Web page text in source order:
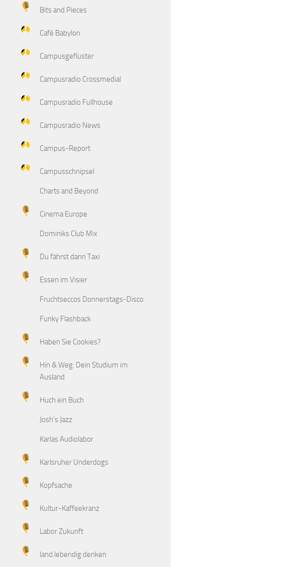
Bits and Pieces
Café Babylon
Campusgeflüster
Campusradio Crossmedial
Campusradio Fullhouse
Campusradio News
Campus-Report
Campusschnipsel
Charts and Beyond
Cinema Europe
Dominiks Club Mix
Du fährst dann Taxi
Essen im Visier
Fruchtseccos Donnerstags-Disco
Funky Flashback
Haben Sie Cookies?
Hin & Weg: Dein Studium im
Ausland
Huch ein Buch
Josh's Jazz
Karlas Audiolabor
Karlsruher Underdogs
Kopfsache
Kultur-Kaffeekranz
Labor Zukunft
land.lebendig denken